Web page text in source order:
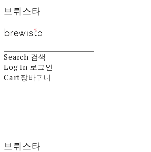
브뤼스타
Search 검색
Log In 로그인
Cart장바구니
브뤼스타